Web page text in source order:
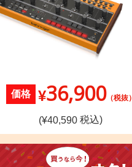
価格 ¥36,900（税抜）
(¥40,590 税込)